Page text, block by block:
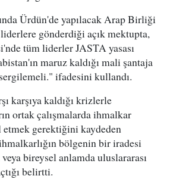
Ürdün'de yapılacak Arap Birliği
gönderdiği açık mektupta,
tüm liderler JASTA yasası
maruz kaldığı mali şantaja
ifadesini kullandı.
karşıya kaldığı krizlerle
ortak çalışmalarda ihmalkar
etmek gerektiğini kaydeden
bölgenin bir iradesi
bireysel anlamda uluslararası
belirtti.